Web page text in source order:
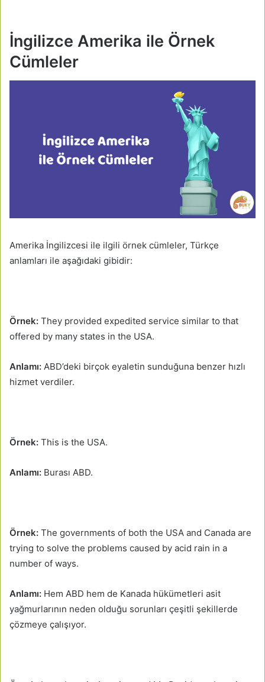
İngilizce Amerika ile Örnek
Cümleler
Amerika İngilizcesi ile ilgili örnek cümleler, Türkçe
anlamları ile aşağıdaki gibidir:
Örnek: They provided expedited service similar to that
offered by many states in the USA.
Anlamı: ABD’deki birçok eyaletin sunduğuna benzer hızlı
hizmet verdiler.
Örnek: This is the USA.
Anlamı: Burası ABD.
Örnek: The governments of both the USA and Canada are
trying to solve the problems caused by acid rain in a
number of ways.
Anlamı: Hem ABD hem de Kanada hükümetleri asit
yağmurlarının neden olduğu sorunları çeşitli şekillerde
çözmeye çalışıyor.